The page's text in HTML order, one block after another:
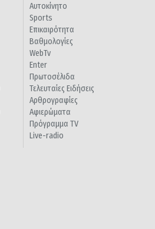
Αυτοκίνητο
Sports
Επικαιρότητα
Βαθμολογίες
WebTv
Enter
Πρωτοσέλιδα
Τελευταίες Ειδήσεις
Αρθρογραφίες
Αφιερώματα
Πρόγραμμα TV
Live-radio